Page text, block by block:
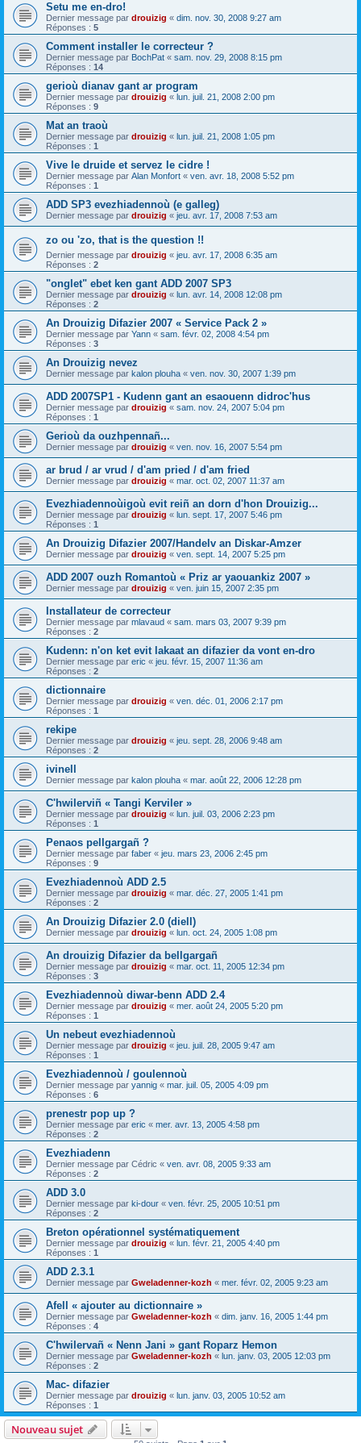
Setu me en-dro!
Dernier message par drouizig « dim. nov. 30, 2008 9:27 am
Réponses : 5
Comment installer le correcteur ?
Dernier message par BochPat « sam. nov. 29, 2008 8:15 pm
Réponses : 14
gerioù dianav gant ar program
Dernier message par drouizig « lun. juil. 21, 2008 2:00 pm
Réponses : 9
Mat an traoù
Dernier message par drouizig « lun. juil. 21, 2008 1:05 pm
Réponses : 1
Vive le druide et servez le cidre !
Dernier message par Alan Monfort « ven. avr. 18, 2008 5:52 pm
Réponses : 1
ADD SP3 evezhiadennoù (e galleg)
Dernier message par drouizig « jeu. avr. 17, 2008 7:53 am
zo ou 'zo, that is the question !!
Dernier message par drouizig « jeu. avr. 17, 2008 6:35 am
Réponses : 2
"onglet" ebet ken gant ADD 2007 SP3
Dernier message par drouizig « lun. avr. 14, 2008 12:08 pm
Réponses : 2
An Drouizig Difazier 2007 « Service Pack 2 »
Dernier message par Yann « sam. févr. 02, 2008 4:54 pm
Réponses : 3
An Drouizig nevez
Dernier message par kalon plouha « ven. nov. 30, 2007 1:39 pm
ADD 2007SP1 - Kudenn gant an esaouenn didroc'hus
Dernier message par drouizig « sam. nov. 24, 2007 5:04 pm
Réponses : 1
Gerioù da ouzhpennañ...
Dernier message par drouizig « ven. nov. 16, 2007 5:54 pm
ar brud / ar vrud / d'am pried / d'am fried
Dernier message par drouizig « mar. oct. 02, 2007 11:37 am
Evezhiadennoùigoù evit reiñ an dorn d'hon Drouizig...
Dernier message par drouizig « lun. sept. 17, 2007 5:46 pm
Réponses : 1
An Drouizig Difazier 2007/Handelv an Diskar-Amzer
Dernier message par drouizig « ven. sept. 14, 2007 5:25 pm
ADD 2007 ouzh Romantoù « Priz ar yaouankiz 2007 »
Dernier message par drouizig « ven. juin 15, 2007 2:35 pm
Installateur de correcteur
Dernier message par mlavaud « sam. mars 03, 2007 9:39 pm
Réponses : 2
Kudenn: n'on ket evit lakaat an difazier da vont en-dro
Dernier message par eric « jeu. févr. 15, 2007 11:36 am
Réponses : 2
dictionnaire
Dernier message par drouizig « ven. déc. 01, 2006 2:17 pm
Réponses : 1
rekipe
Dernier message par drouizig « jeu. sept. 28, 2006 9:48 am
Réponses : 2
ivinell
Dernier message par kalon plouha « mar. août 22, 2006 12:28 pm
C'hwilerviñ « Tangi Kerviler »
Dernier message par drouizig « lun. juil. 03, 2006 2:23 pm
Réponses : 1
Penaos pellgargañ ?
Dernier message par faber « jeu. mars 23, 2006 2:45 pm
Réponses : 9
Evezhiadennoù ADD 2.5
Dernier message par drouizig « mar. déc. 27, 2005 1:41 pm
Réponses : 2
An Drouizig Difazier 2.0 (diell)
Dernier message par drouizig « lun. oct. 24, 2005 1:08 pm
An drouizig Difazier da bellgargañ
Dernier message par drouizig « mar. oct. 11, 2005 12:34 pm
Réponses : 3
Evezhiadennoù diwar-benn ADD 2.4
Dernier message par drouizig « mer. août 24, 2005 5:20 pm
Réponses : 1
Un nebeut evezhiadennoù
Dernier message par drouizig « jeu. juil. 28, 2005 9:47 am
Réponses : 1
Evezhiadennoù / goulennoù
Dernier message par yannig « mar. juil. 05, 2005 4:09 pm
Réponses : 6
prenestr pop up ?
Dernier message par eric « mer. avr. 13, 2005 4:58 pm
Réponses : 2
Evezhiadenn
Dernier message par Cédric « ven. avr. 08, 2005 9:33 am
Réponses : 2
ADD 3.0
Dernier message par ki-dour « ven. févr. 25, 2005 10:51 pm
Réponses : 2
Breton opérationnel systématiquement
Dernier message par drouizig « lun. févr. 21, 2005 4:40 pm
Réponses : 1
ADD 2.3.1
Dernier message par Gweladenner-kozh « mer. févr. 02, 2005 9:23 am
Afell « ajouter au dictionnaire »
Dernier message par Gweladenner-kozh « dim. janv. 16, 2005 1:44 pm
Réponses : 4
C'hwilervañ « Nenn Jani » gant Roparz Hemon
Dernier message par Gweladenner-kozh « lun. janv. 03, 2005 12:03 pm
Réponses : 2
Mac- difazier
Dernier message par drouizig « lun. janv. 03, 2005 10:52 am
Réponses : 1
Nouveau sujet